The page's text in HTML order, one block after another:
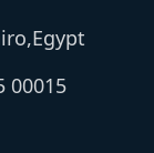
00015